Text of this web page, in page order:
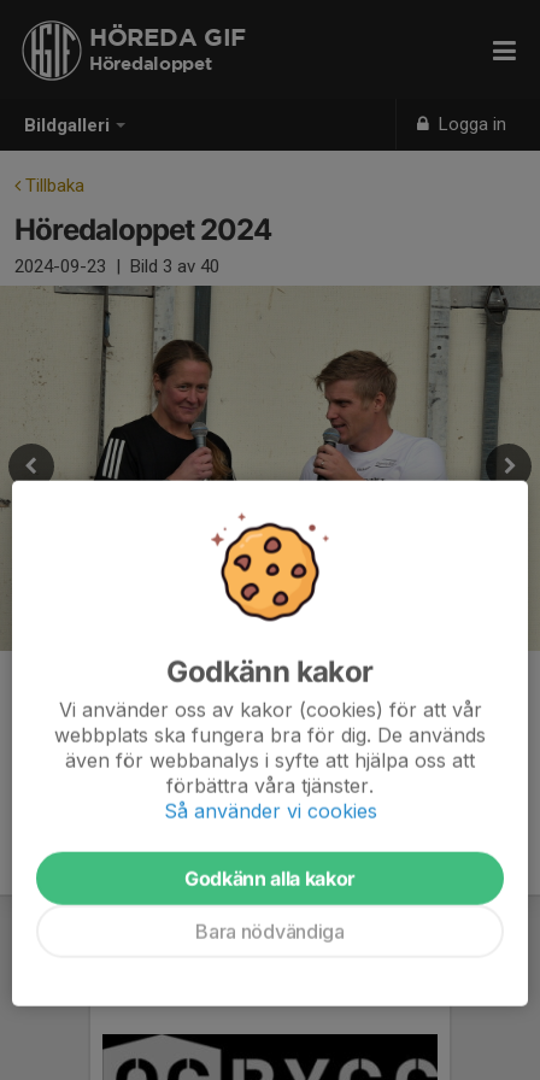
Bildgalleri Logga in
HÖREDA GIF
Höredaloppet
Tillbaka
Höredaloppet 2024
2024-09-23 | Bild 3 av 40
Kommentarer
Godkänn kakor
Vi använder oss av kakor (cookies) för att vår
webbplats ska fungera bra för dig. De används
även för webbanalys i syfte att hjälpa oss att
förbättra våra tjänster.
Så använder vi cookies
Godkänn alla kakor
Bara nödvändiga